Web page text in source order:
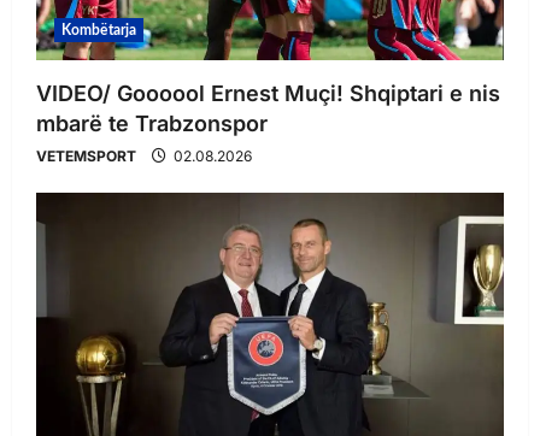
Kombëtarja
VIDEO/ Goooool Ernest Muçi! Shqiptari e nis
mbarë te Trabzonspor
VETEMSPORT 02.08.2026